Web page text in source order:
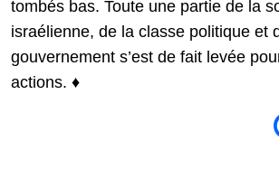
tombés bas. Toute une partie de la
israélienne, de la classe politique et
gouvernement s’est de fait levée
actions. ♦